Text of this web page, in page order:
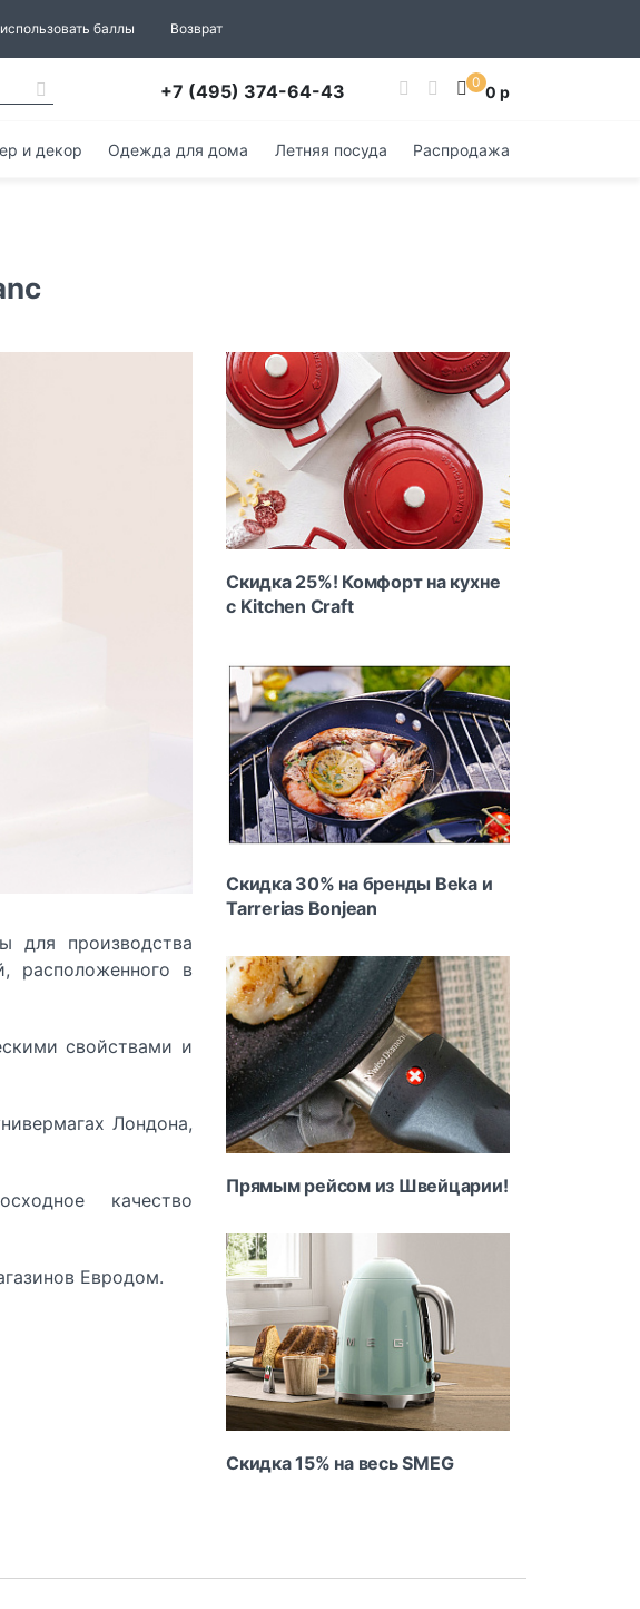
баллы Возврат
+7 (495) 374-64-43 0 0 р
и декор Одежда для дома Летняя посуда Распродажа
для производства
расположенного в
свойствами и
Лондона,
качество
Евродом.
Скидка 25%! Комфорт на кухне
с Kitchen Craft
Скидка 30% на бренды Beka и
Tarrerias Bonjean
Прямым рейсом из Швейцарии!
Скидка 15% на весь SMEG